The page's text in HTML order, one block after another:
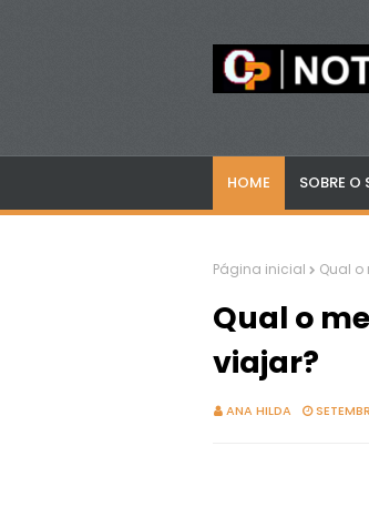
HOME SOBRE O
Página inicial Qual
Qual o
viajar?
ANA HILDA